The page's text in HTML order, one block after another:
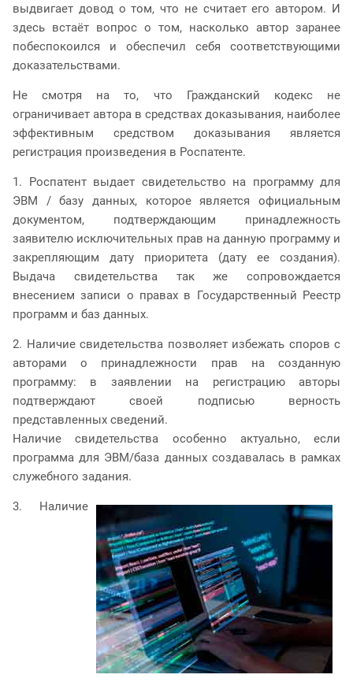
выдвигает довод о том, что не считает его автором. И
здесь встаёт вопрос о том, насколько автор заранее
побеспокоился и обеспечил себя соответствующими
доказательствами.
Не смотря на то, что Гражданский кодекс не
ограничивает автора в средствах доказывания, наиболее
эффективным средством доказывания является
регистрация произведения в Роспатенте.
1. Роспатент выдает свидетельство на программу для
ЭВМ / базу данных, которое является официальным
документом, подтверждающим принадлежность
заявителю исключительных прав на данную программу и
закрепляющим дату приоритета (дату ее создания).
Выдача свидетельства так же сопровождается
внесением записи о правах в Государственный Реестр
программ и баз данных.
2. Наличие свидетельства позволяет избежать споров с
авторами о принадлежности прав на созданную
программу: в заявлении на регистрацию авторы
подтверждают своей подписью верность
представленных сведений.
Наличие свидетельства особенно актуально, если
программа для ЭВМ/база данных создавалась в рамках
служебного задания.
3. Наличие